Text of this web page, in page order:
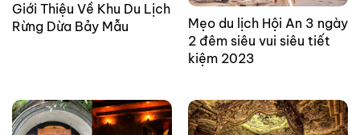
Giới Thiệu Về Khu Du Lịch
Rừng Dừa Bảy Mẫu
Mẹo du lịch Hội An 3 ngày
2 đêm siêu vui siêu tiết
kiệm 2023